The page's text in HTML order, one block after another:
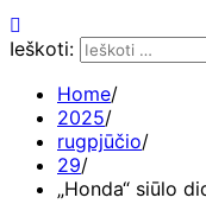
Ieškoti:
Home
2025
rugpjūčio
29
„Honda“ siūlo